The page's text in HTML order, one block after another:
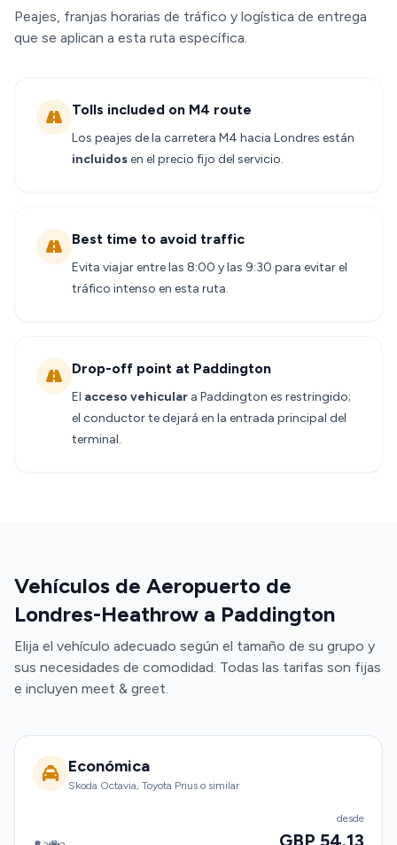
Peajes, franjas horarias de tráfico y logística de entrega
que se aplican a esta ruta específica.
Tolls included on M4 route
Los peajes de la carretera M4 hacia Londres están
incluidosen el precio fijo del servicio.
Best time to avoid traffic
Evita viajar entre las 8:00 y las 9:30 para evitar el
tráfico intenso en esta ruta.
Drop-off point at Paddington
El acceso vehicular a Paddington es restringido;
el conductor te dejará en la entrada principal del
terminal.
Vehículos de Aeropuerto de
Londres-Heathrow a Paddington
Elija el vehículo adecuado según el tamaño de su grupo y
sus necesidades de comodidad. Todas las tarifas son fijas
e incluyen meet & greet.
Económica
Skoda Octavia, Toyota Prius o similar
desde
GBP 54.13